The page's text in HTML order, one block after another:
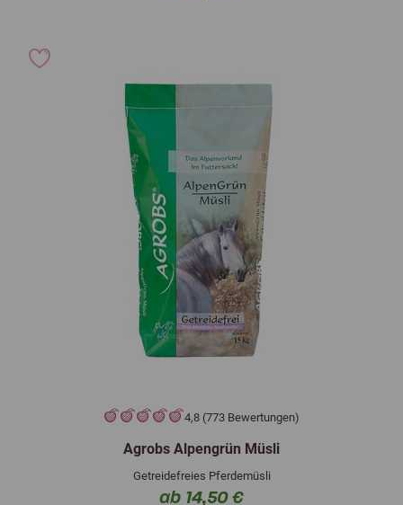
4,8 (773 Bewertungen)
Agrobs Alpengrün Müsli
Getreidefreies Pferdemüsli
ab 14,50 €